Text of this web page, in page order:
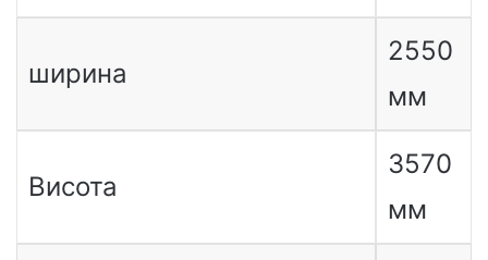
ширина
2550
мм
Висота
3570
мм